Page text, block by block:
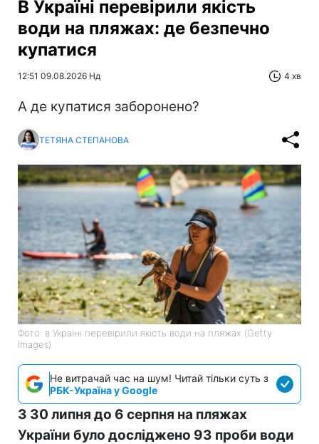
В Україні перевірили якість
води на пляжах: де безпечно
купатися
12:51 09.08.2026 Нд 4 хв
А де купатися заборонено?
ТЕТЯНА СТЕПАНОВА
Фото: в Україні перевірили якість води на пляжах (Getty
Images)
Не витрачай час на шум! Читай тільки суть з
РБК-Україна у Google
З 30 липня до 6 серпня на пляжах
України було досліджено 93 проби води